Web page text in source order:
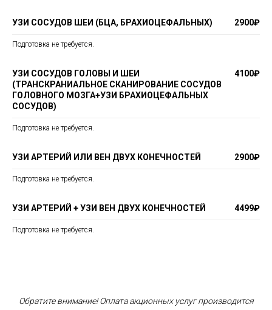
УЗИ СОСУДОВ ШЕИ (БЦА, БРАХИОЦЕФАЛЬНЫХ) 2900₽
Подготовка не требуется.
УЗИ СОСУДОВ ГОЛОВЫ И ШЕИ
(ТРАНСКРАНИАЛЬНОЕ СКАНИРОВАНИЕ СОСУДОВ
ГОЛОВНОГО МОЗГА+УЗИ БРАХИОЦЕФАЛЬНЫХ
СОСУДОВ)
4100₽
Подготовка не требуется.
УЗИ АРТЕРИЙ ИЛИ ВЕН ДВУХ КОНЕЧНОСТЕЙ 2900₽
Подготовка не требуется.
УЗИ АРТЕРИЙ + УЗИ ВЕН ДВУХ КОНЕЧНОСТЕЙ 4499₽
Подготовка не требуется.
Обратите внимание! Оплата акционных услуг производится